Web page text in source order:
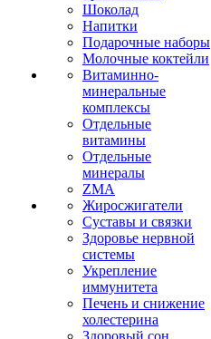
Шоколад
Напитки
Подарочные наборы
Молочные коктейли
Витаминно-
минеральные
комплексы
Отдельные
витамины
Отдельные
минералы
ZMA
Жиросжигатели
Суставы и связки
Здоровье нервной
системы
Укрепление
иммунитета
Печень и снижение
холестерина
Здоровый сон